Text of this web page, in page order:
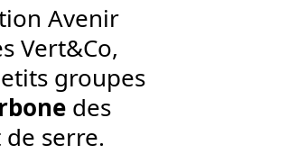
Avenir
Vert&Co,
groupes
des
serre.